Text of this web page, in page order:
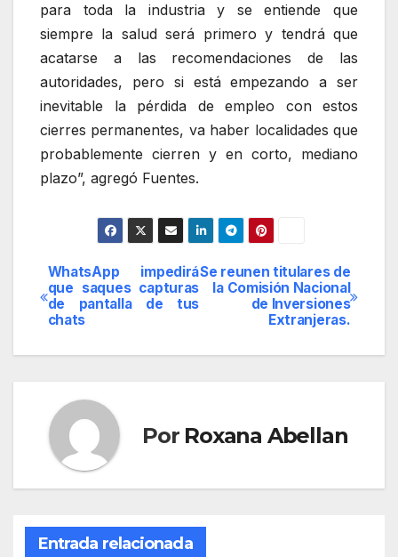
para toda la industria y se entiende que
siempre la salud será primero y tendrá que
acatarse a las recomendaciones de las
autoridades, pero si está empezando a ser
inevitable la pérdida de empleo con estos
cierres permanentes, va haber localidades que
probablemente cierren y en corto, mediano
plazo”, agregó Fuentes.
Navegación
de
entradas
Se reunen titulares de
la Comisión Nacional
de Inversiones
Extranjeras.
WhatsApp impedirá
que saques capturas
de pantalla de tus
chats
Por Roxana Abellan
Entrada relacionada